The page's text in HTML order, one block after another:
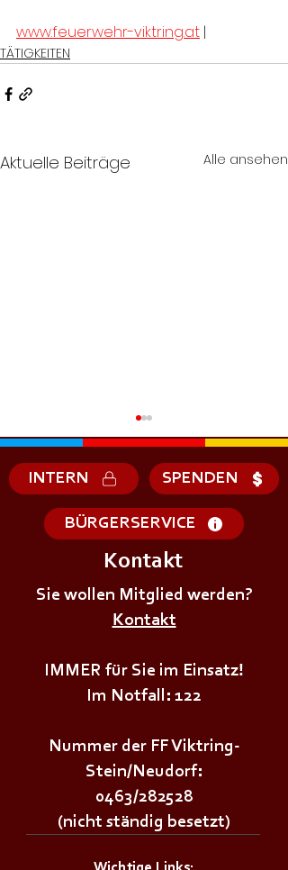
www.feuerwehr-viktring.at |
TÄTIGKEITEN
Aktuelle Beiträge Alle ansehen
+++𝗘𝗥𝗦𝗧𝗘 - 𝗛𝗜𝗟𝗙𝗘
𝗞𝗨𝗥𝗦 𝗱𝗲𝗿
𝗝𝘂𝗴𝗲𝗻𝗱𝗳𝗲𝘂𝗲𝗿𝘄𝗲𝗵𝗿+++
INTERN SPENDEN
BÜRGERSERVICE
Kontakt
Sie wollen Mitglied werden?
Kontakt
IMMER für Sie im Einsatz!
Im Notfall: 122
Nummer der FF Viktring-
Stein/Neudorf:
0463/282528
(nicht ständig besetzt)